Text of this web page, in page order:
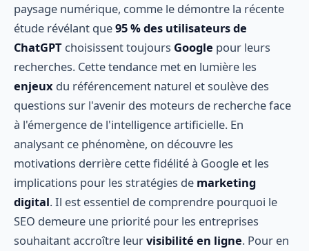
paysage numérique, comme le démontre la récente
étude révélant que95 % des utilisateurs de
ChatGPT choisissent toujours Google pour leurs
recherches. Cette tendance met en lumière les
enjeux du référencement naturel et soulève des
questions sur l'avenir des moteurs de recherche face
à l'émergence de l'intelligence artificielle. En
analysant ce phénomène, on découvre les
motivations derrière cette fidélité à Google et les
implications pour les stratégies de marketing
digital. Il est essentiel de comprendre pourquoi le
SEO demeure une priorité pour les entreprises
souhaitant accroître leurvisibilité en ligne. Pour en